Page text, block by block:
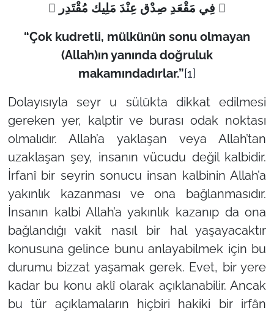
 فِي مَقْعَدِ صِدْق عِنْدَ مَلِيك مُقْتَدِر 
“Çok kudretli, mülkünün sonu olmayan
(Allah)ın yanında doğruluk
makamındadırlar.”[1]
Dolayısıyla seyr u sülûkta dikkat edilmesi
gereken yer, kalptir ve burası odak noktası
olmalıdır. Allah’a yaklaşan veya Allah’tan
uzaklaşan şey, insanın vücudu değil kalbidir.
İrfanî bir seyrin sonucu insan kalbinin Allah’a
yakınlık kazanması ve ona bağlanmasıdır.
İnsanın kalbi Allah’a yakınlık kazanıp da ona
bağlandığı vakit nasıl bir hal yaşayacaktır
konusuna gelince bunu anlayabilmek için bu
durumu bizzat yaşamak gerek. Evet, bir yere
kadar bu konu aklî olarak açıklanabilir. Ancak
bu tür açıklamaların hiçbiri hakiki bir irfân